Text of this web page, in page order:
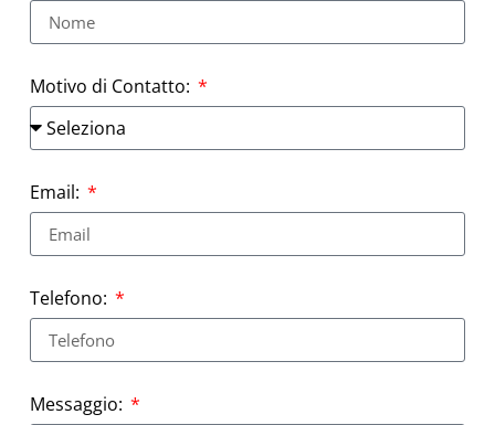
Motivo di Contatto:
Email:
Telefono:
Messaggio: